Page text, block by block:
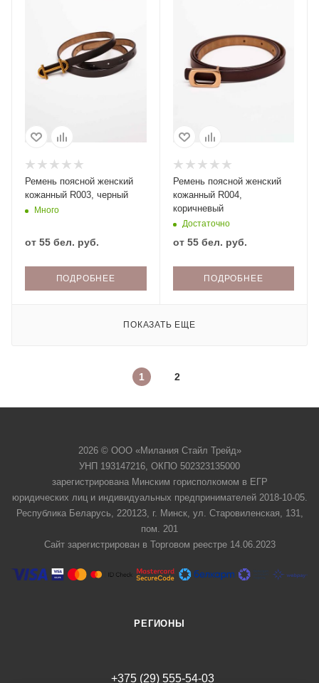
Ремень поясной женский
кожанный R003, черный
Много
от 55 бел. руб.
ПОДРОБНЕЕ
Ремень поясной женский
кожанный R004,
коричневый
Достаточно
от 55 бел. руб.
ПОДРОБНЕЕ
ПОКАЗАТЬ ЕЩЕ
1 2
2026 © ООО «Милания Стайл Трейд»
УНП 193147216, ОКПО 502323135000
зарегистрирована Минским горисполкомом в ЕГР
юридических лиц и индивидуальных предпринимателей 2018-10-05.
Республика Беларусь, 220123, г. Минск, ул. Старовиленская, 131,
пом. 201
Сайт зарегистрирован в Торговом реестре 14.06.2023
РЕГИОНЫ
+375 (29) 555-54-03